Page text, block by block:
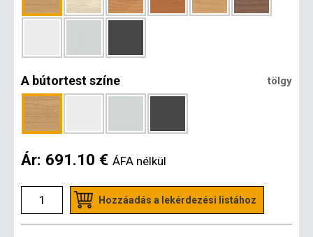
A bútortest színe tölgy
Ár: 691.10 € ÁFA nélkül
Hozzáadás a lekérdezési listához